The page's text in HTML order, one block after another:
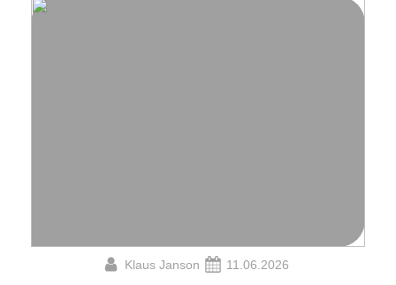
Klaus Janson 11.06.2026